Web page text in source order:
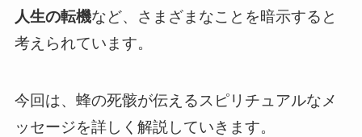
人生の転機など、さまざまなことを暗示すると
考えられています。
今回は、蜂の死骸が伝えるスピリチュアルなメ
ッセージを詳しく解説していきます。